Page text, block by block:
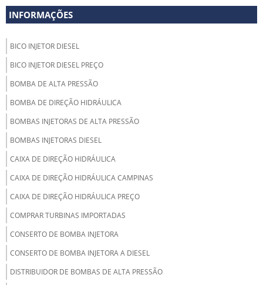
INFORMAÇÕES
BICO INJETOR DIESEL
BICO INJETOR DIESEL PREÇO
BOMBA DE ALTA PRESSÃO
BOMBA DE DIREÇÃO HIDRÁULICA
BOMBAS INJETORAS DE ALTA PRESSÃO
BOMBAS INJETORAS DIESEL
CAIXA DE DIREÇÃO HIDRÁULICA
CAIXA DE DIREÇÃO HIDRÁULICA CAMPINAS
CAIXA DE DIREÇÃO HIDRÁULICA PREÇO
COMPRAR TURBINAS IMPORTADAS
CONSERTO DE BOMBA INJETORA
CONSERTO DE BOMBA INJETORA A DIESEL
DISTRIBUIDOR DE BOMBAS DE ALTA PRESSÃO